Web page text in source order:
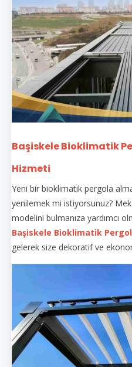
Başiskele Bioklimatik
Hizmeti
Yeni bir bioklimatik pergola
yenilemek mi istiyorsunuz?
modelini bulmanıza yardımcı
Başiskele Bioklimatik
gelerek size dekoratif ve